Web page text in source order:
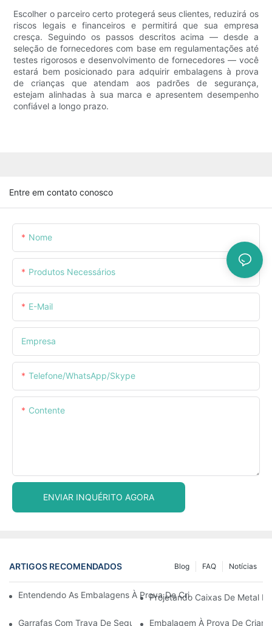
Escolher o parceiro certo protegerá seus clientes, reduzirá os
riscos legais e financeiros e permitirá que sua empresa
cresça. Seguindo os passos descritos acima — desde a
seleção de fornecedores com base em regulamentações até
testes rigorosos e desenvolvimento de fornecedores — você
estará bem posicionado para adquirir embalagens à prova
de crianças que atendam aos padrões de segurança,
estejam alinhadas à sua marca e apresentem desempenho
confiável a longo prazo.
Entre em contato conosco
Nome
Produtos Necessários
E-Mail
Empresa
Telefone/WhatsApp/Skype
Contente
ENVIAR INQUÉRITO AGORA
ARTIGOS RECOMENDADOS Notícias
FAQ
Blog
Entendendo As Embalagens À Prova De Crianças: Garantindo
Projetando Caixas De Metal
Garrafas Com Trava De Segurança Para Crianças: O Que
Embalagem À Prova De